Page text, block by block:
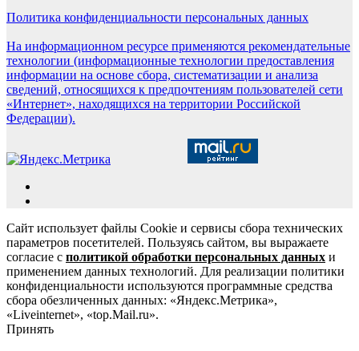
Политика конфиденциальности персональных данных
На информационном ресурсе применяются рекомендательные
технологии (информационные технологии предоставления
информации на основе сбора, систематизации и анализа
сведений, относящихся к предпочтениям пользователей сети
«Интернет», находящихся на территории Российской
Федерации).
Сайт использует файлы Cookie и сервисы сбора технических
параметров посетителей. Пользуясь сайтом, вы выражаете
согласие с политикой обработки персональных данных и
применением данных технологий. Для реализации политики
конфиденциальности используются программные средства
сбора обезличенных данных: «Яндекс.Метрика»,
«Liveinternet», «top.Mail.ru».
Принять